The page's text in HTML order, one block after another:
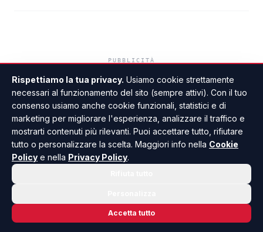
Restituiti durante la notte
i tre sup che erano stati
rubati a Sciaccamare
Rispettiamo la tua privacy. Usiamo cookie strettamente
necessari al funzionamento del sito (sempre attivi). Con il tuo
consenso usiamo anche cookie funzionali, statistici e di
marketing per migliorare l'esperienza, analizzare il traffico e
mostrarti contenuti più rilevanti. Puoi accettare tutto, rifiutare
tutto o personalizzare la scelta. Maggiori info nella Cookie
Policy e nella Privacy Policy.
Accetta tutto